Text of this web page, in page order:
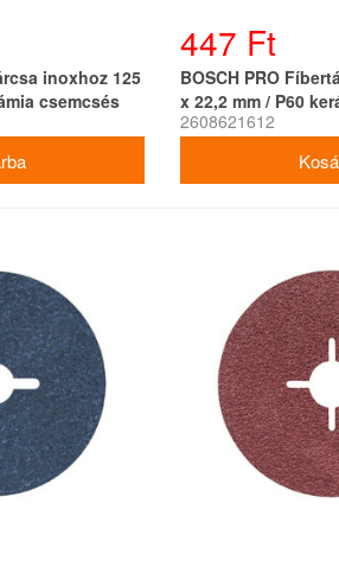
inoxhoz 125
csemcsés
447 Ft
BOSCH PRO
x 22,2 mm / P60
2608621612